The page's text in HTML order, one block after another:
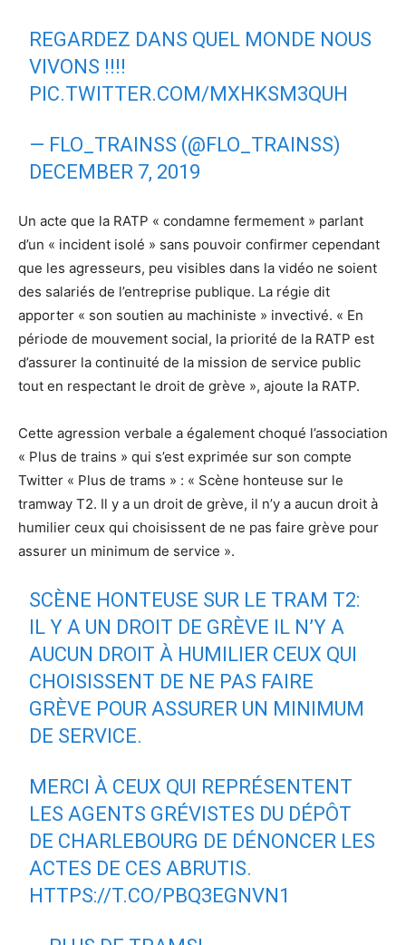
REGARDEZ DANS QUEL MONDE NOUS
VIVONS !!!!
PIC.TWITTER.COM/MXHKSM3QUH
— FLO_TRAINSS (@FLO_TRAINSS)
DECEMBER 7, 2019
Un acte que la RATP « condamne fermement » parlant
d’un « incident isolé » sans pouvoir confirmer cependant
que les agresseurs, peu visibles dans la vidéo ne soient
des salariés de l’entreprise publique. La régie dit
apporter « son soutien au machiniste » invectivé. « En
période de mouvement social, la priorité de la RATP est
d’assurer la continuité de la mission de service public
tout en respectant le droit de grève », ajoute la RATP.
Cette agression verbale a également choqué l’association
« Plus de trains » qui s’est exprimée sur son compte
Twitter « Plus de trams » : « Scène honteuse sur le
tramway T2. Il y a un droit de grève, il n’y a aucun droit à
humilier ceux qui choisissent de ne pas faire grève pour
assurer un minimum de service ».
SCÈNE HONTEUSE SUR LE TRAM T2:
IL Y A UN DROIT DE GRÈVE IL N’Y A
AUCUN DROIT À HUMILIER CEUX QUI
CHOISISSENT DE NE PAS FAIRE
GRÈVE POUR ASSURER UN MINIMUM
DE SERVICE.
MERCI À CEUX QUI REPRÉSENTENT
LES AGENTS GRÉVISTES DU DÉPÔT
DE CHARLEBOURG DE DÉNONCER LES
ACTES DE CES ABRUTIS.
HTTPS://T.CO/PBQ3EGNVN1